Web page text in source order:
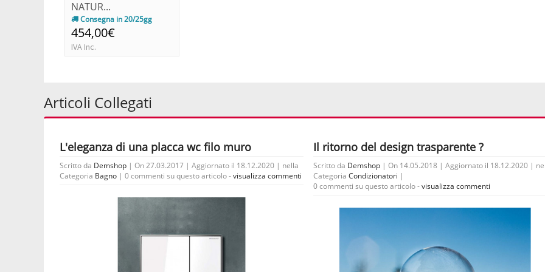
NATUR...
Consegna in 20/25gg
454,00€
IVA Inc.
Articoli Collegati
L'eleganza di una placca wc filo muro
Scritto da Demshop | On 27.03.2017 | Aggiornato il 18.12.2020 | nella
Categoria Bagno | 0 commenti su questo articolo -visualizza commenti
Il ritorno del design trasparente ?
Scritto da Demshop | On 14.05.2018 | Aggiornato il 18.12.2020 |
CategoriaCondizionatori |
0 commenti su questo articolo -visualizza commenti